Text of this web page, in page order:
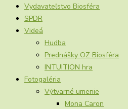
Vydavateľstvo Biosféra
SPDR
Videá
Hudba
Prednášky OZ Biosféra
INTUITION hra
Fotogaléria
Výtvarné umenie
Mona Caron